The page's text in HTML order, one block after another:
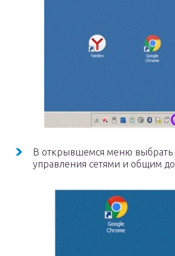
В открывшемся меню выбрать
управления сетями и общим